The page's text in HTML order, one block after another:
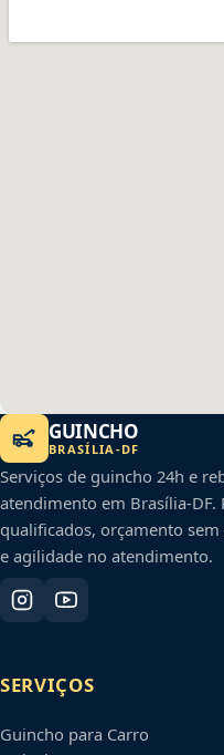
GUINCHO
BRASÍLIA -DF
Serviços de guincho 24h e
atendimento em Brasília-DF.
qualificados, orçamento
e agilidade no atendimento.
SERVIÇOS
Guincho para Carro